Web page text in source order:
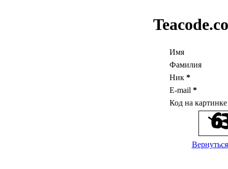
Имя
Фамилия
Ник *
E-mail *
Код на
Вернуться